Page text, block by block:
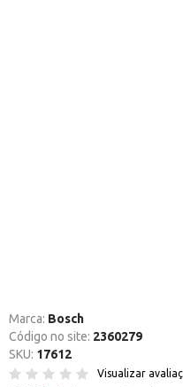
Marca: Bosch
Código no site: 2360279
SKU: 17612
Visualizar